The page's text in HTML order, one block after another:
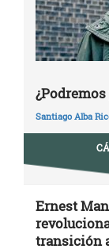
Santiago Alba
Ernest
transición